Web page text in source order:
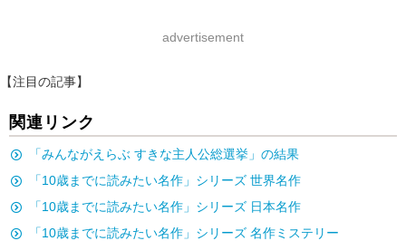
advertisement
【注目の記事】
関連リンク
「みんながえらぶ すきな主人公総選挙」の結果
「10歳までに読みたい名作」シリーズ 世界名作
「10歳までに読みたい名作」シリーズ 日本名作
「10歳までに読みたい名作」シリーズ 名作ミステリー